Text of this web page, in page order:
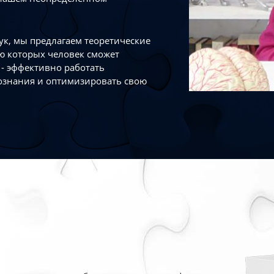
мы предлагаем теоретические
которых человек сможет
эффективно работать
и оптимизировать свою